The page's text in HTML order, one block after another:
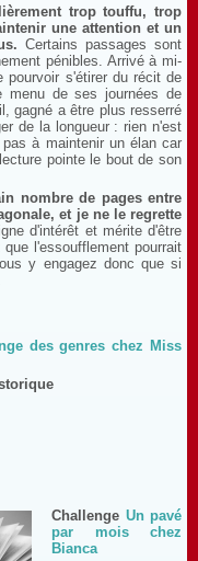
trop touffu, trop
une attention et un
Certains passages sont
pénibles. Arrivé à mi-
pourvoir s'étirer du récit de
de ses journées de
gagné a être plus resserré
de la longueur : rien n'est
à maintenir un élan car
pointe le bout de son
nombre de pages entre
et je ne le regrette
d'intérêt et mérite d'être
l'essoufflement pourrait
y engagez donc que si
des genres chez Miss
Challenge Un pavé
par mois chez
Bianca